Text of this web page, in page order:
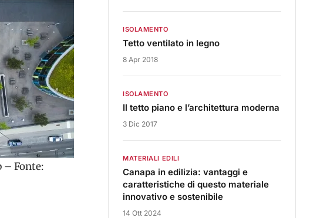
– Fonte:
ISOLAMENTO
Tetto ventilato in legno
8 Apr 2018
ISOLAMENTO
Il tetto piano e l’architettura moderna
3 Dic 2017
MATERIALI EDILI
Canapa in edilizia: vantaggi e
caratteristiche di questo materiale
innovativo e sostenibile
14 Ott 2024